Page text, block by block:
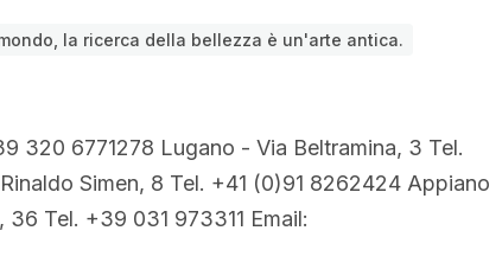
la ricerca della bellezza è un'arte antica.
320 6771278 Lugano - Via Beltramina, 3 Tel.
Simen, 8 Tel. +41 (0)91 8262424 Appiano
Tel. +39 031 973311 Email: